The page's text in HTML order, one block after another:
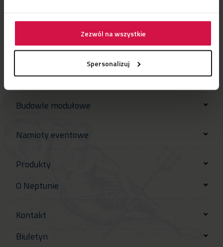
Zezwól na wszystkie
Spersonalizuj
Budowle modułowe
Namioty eventowe
Produkty
O Neptunie
Kontakt
Biuletyn